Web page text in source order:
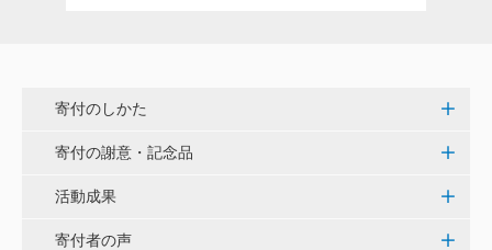
当社は、IS・CSで学んだ知見を法領域に応用するとこ
タ科学の力が発揮されるよう祈念して、支援いたしま
す。 <コンピュータサイエンス教育支援基金>
寄付のしかた
寄付の謝意・記念品
活動成果
寄付者の声